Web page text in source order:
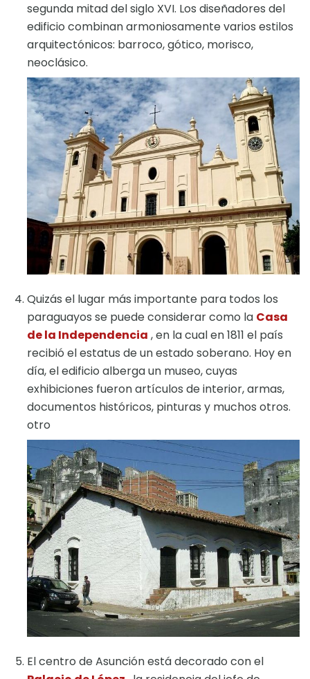
segunda mitad del siglo XVI. Los diseñadores del
edificio combinan armoniosamente varios estilos
arquitectónicos: barroco, gótico, morisco,
neoclásico.
Quizás el lugar más importante para todos los
paraguayos se puede considerar como la Casa
de la Independencia , en la cual en 1811 el país
recibió el estatus de un estado soberano. Hoy en
día, el edificio alberga un museo, cuyas
exhibiciones fueron artículos de interior, armas,
documentos históricos, pinturas y muchos otros.
otro
El centro de Asunción está decorado con el